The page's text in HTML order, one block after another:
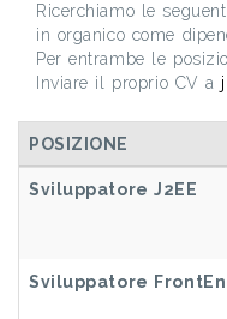
Ricerchiamo le
in organico come
Per entrambe le
Inviare il proprio CV a
POSIZIONE
Sviluppatore J2EE
Sviluppatore